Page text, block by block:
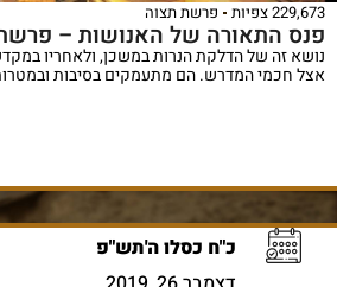
229,673 צפיות פרשת תצוה
פנס התאורה של האנושות –
נושא זה של הדלקת הנרות במשכן, ולאחריו
אצל חכמי המדרש. הם מתעמקים בסיבות
כ"ח כסלו ה'תש"פ